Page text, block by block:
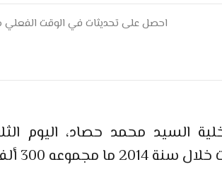
احصل على تحديثات في الوقت الفعلي
ألف وحدة من الأقراص المهلوسة.